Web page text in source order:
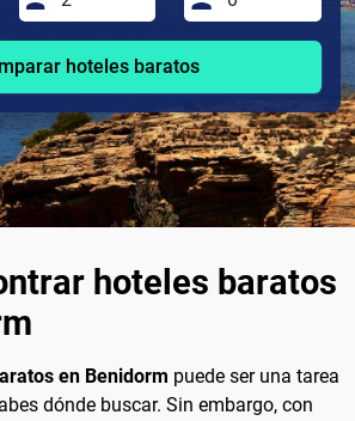
hoteles baratos
hoteles baratos
en Benidorm puede ser una tarea
dónde buscar. Sin embargo, con